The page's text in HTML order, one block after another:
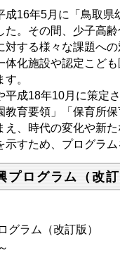
16年5月に「鳥取県
た。その間、少子高
する様々な課題への
化施設や認定こど
。
成18年10月に策定
教育要領」「保育所
、時代の変化や新
すため、プログラム
プログラム（改
グラム（改訂版）